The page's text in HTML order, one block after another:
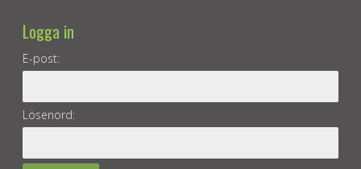
Logga in
E-post:
Lösenord: